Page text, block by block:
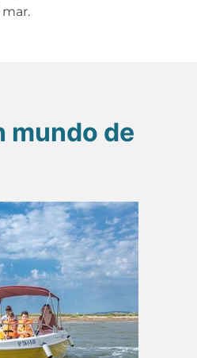
mundo de